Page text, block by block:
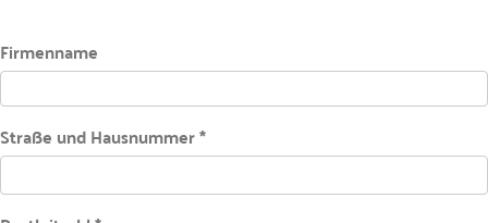
Firmenname
Straße und Hausnummer *